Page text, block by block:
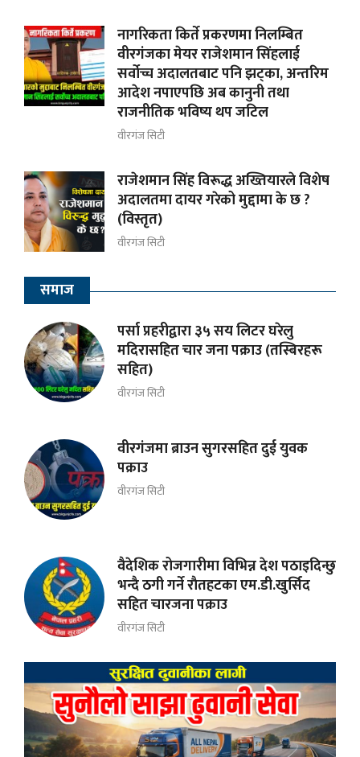
नागरिकता किर्ते प्रकरणमा निलम्बित
वीरगंजका मेयर राजेशमान सिंहलाई
सर्वोच्च अदालतबाट पनि झट्का, अन्तरिम
आदेश नपाएपछि अब कानुनी तथा
राजनीतिक भविष्य थप जटिल
वीरगंज सिटी
राजेशमान सिंह विरूद्ध अख्तियारले विशेष
अदालतमा दायर गरेको मुद्दामा के छ ?
(विस्तृत)
वीरगंज सिटी
समाज
पर्सा प्रहरीद्वारा ३५ सय लिटर घरेलु
मदिरासहित चार जना पक्राउ (तस्बिरहरू
सहित)
वीरगंज सिटी
वीरगंजमा ब्राउन सुगरसहित दुई युवक
पक्राउ
वीरगंज सिटी
वैदेशिक रोजगारीमा विभिन्न देश पठाइदिन्छु
भन्दै ठगी गर्ने राैतहटका एम.डी.खुर्सिद
सहित चारजना पक्राउ
वीरगंज सिटी